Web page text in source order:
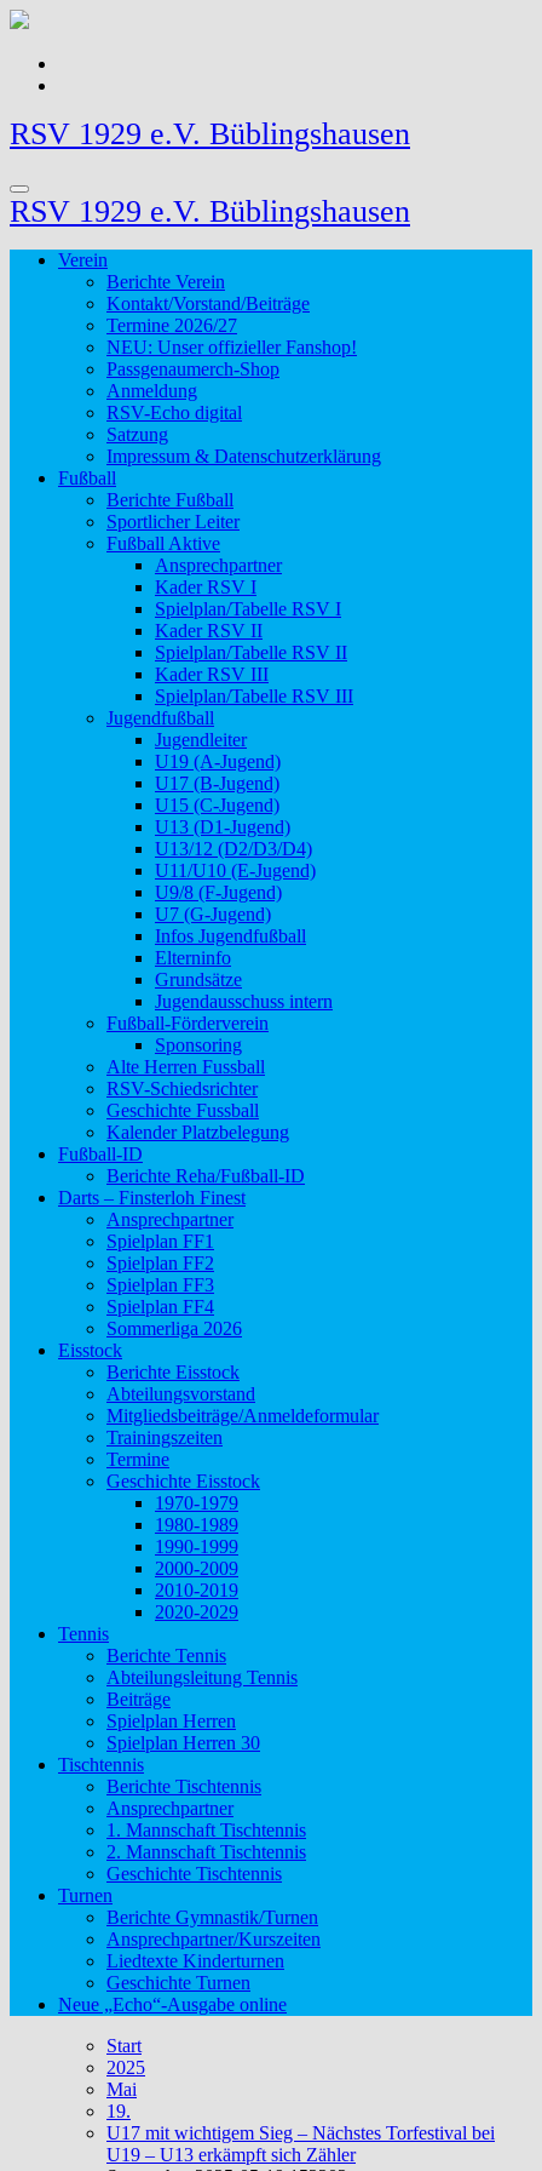
Zum
springen
RSV 1929 e.V. Büblingshausen
RSV 1929 e.V. Büblingshausen
Verein
Berichte Verein
Kontakt/Vorstand/Beiträge
Termine 2026/27
NEU: Unser offizieller Fanshop!
Passgenaumerch-Shop
Anmeldung
RSV-Echo digital
Satzung
Impressum & Datenschutzerklärung
Fußball
Berichte Fußball
Sportlicher Leiter
Fußball Aktive
Ansprechpartner
Kader RSV I
Spielplan/Tabelle RSV I
Kader RSV II
Spielplan/Tabelle RSV II
Kader RSV III
Spielplan/Tabelle RSV III
Jugendfußball
Jugendleiter
U19 (A-Jugend)
U17 (B-Jugend)
U15 (C-Jugend)
U13 (D1-Jugend)
U13/12 (D2/D3/D4)
U11/U10 (E-Jugend)
U9/8 (F-Jugend)
U7 (G-Jugend)
Infos Jugendfußball
Elterninfo
Grundsätze
Jugendausschuss intern
Fußball-Förderverein
Sponsoring
Alte Herren Fussball
RSV-Schiedsrichter
Geschichte Fussball
Kalender Platzbelegung
Fußball-ID
Berichte Reha/Fußball-ID
Darts – Finsterloh Finest
Ansprechpartner
Spielplan FF1
Spielplan FF2
Spielplan FF3
Spielplan FF4
Sommerliga 2026
Eisstock
Berichte Eisstock
Abteilungsvorstand
Mitgliedsbeiträge/Anmeldeformular
Trainingszeiten
Termine
Geschichte Eisstock
1970-1979
1980-1989
1990-1999
2000-2009
2010-2019
2020-2029
Tennis
Berichte Tennis
Abteilungsleitung Tennis
Beiträge
Spielplan Herren
Spielplan Herren 30
Tischtennis
Berichte Tischtennis
Ansprechpartner
1. Mannschaft Tischtennis
2. Mannschaft Tischtennis
Geschichte Tischtennis
Turnen
Berichte Gymnastik/Turnen
Ansprechpartner/Kurszeiten
Liedtexte Kinderturnen
Geschichte Turnen
Neue „Echo“-Ausgabe online
Start
2025
Mai
19.
U17 mit wichtigem Sieg – Nächstes Torfestival bei
U19 – U13 erkämpft sich Zähler